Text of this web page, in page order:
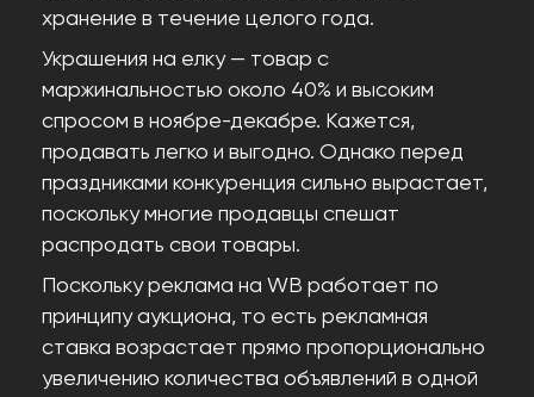
хранение в течение целого года.
Украшения на елку — товар с
маржинальностью около 40% и высоким
спросом в ноябре-декабре. Кажется,
продавать легко и выгодно. Однако перед
праздниками конкуренция сильно вырастает,
поскольку многие продавцы спешат
распродать свои товары.
Поскольку реклама на WB работает по
принципу аукциона, то есть рекламная
ставка возрастает прямо пропорционально
увеличению количества объявлений в одной